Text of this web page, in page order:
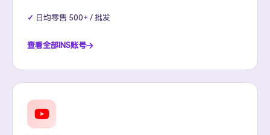
日均零售 500+ / 批发
查看全部INS账号